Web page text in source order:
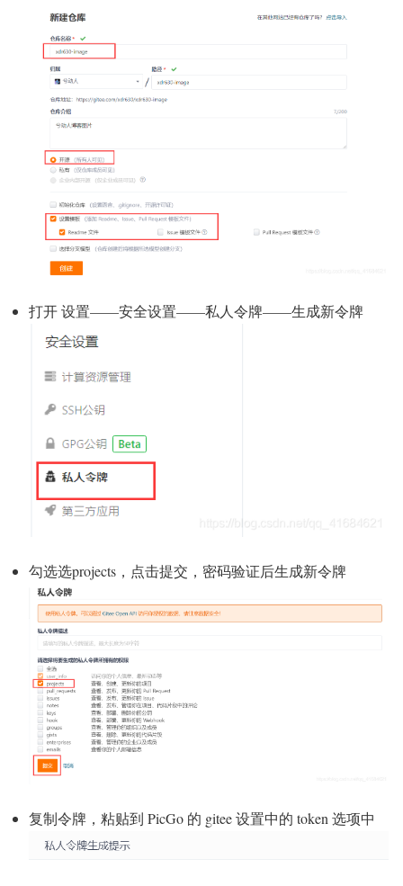
打开 设置——安全设置——私人令牌——生成新令牌
勾选选projects，点击提交，密码验证后生成新令牌
复制令牌，粘贴到 PicGo 的 gitee 设置中的 token 选项中